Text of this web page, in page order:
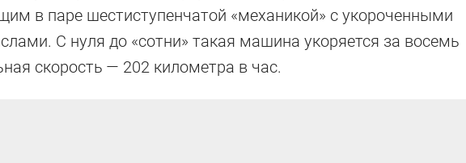
в паре шестиступенчатой «механикой» с укороченными
С нуля до «сотни» такая машина укоряется за восемь
скорость — 202 километра в час.